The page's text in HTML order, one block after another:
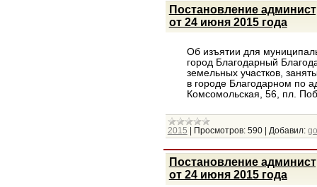
Постановление
от 24 июня 2015 года
Об изъятии для
город Благодарный
земельных участков,
в городе Благодарном по
Комсомольская, 56, пл.
2015 Просмотров: 590| Добавил:
Постановление
от 24 июня 2015 года